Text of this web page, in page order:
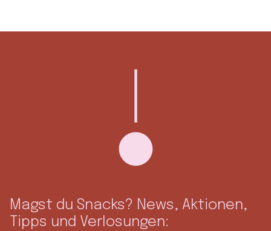
Magst du Snacks? News, Aktionen,
Tipps und Verlosungen: